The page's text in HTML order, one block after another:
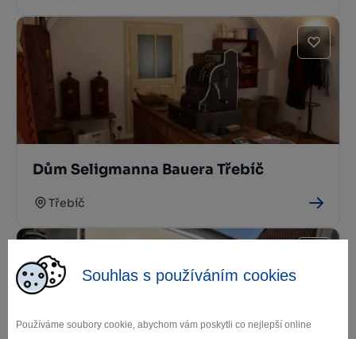
Souhlas s používáním cookies
Používáme soubory cookie, abychom vám poskytli co nejlepší online
Dům Seligmanna Bauera Třebíč
Třebíč